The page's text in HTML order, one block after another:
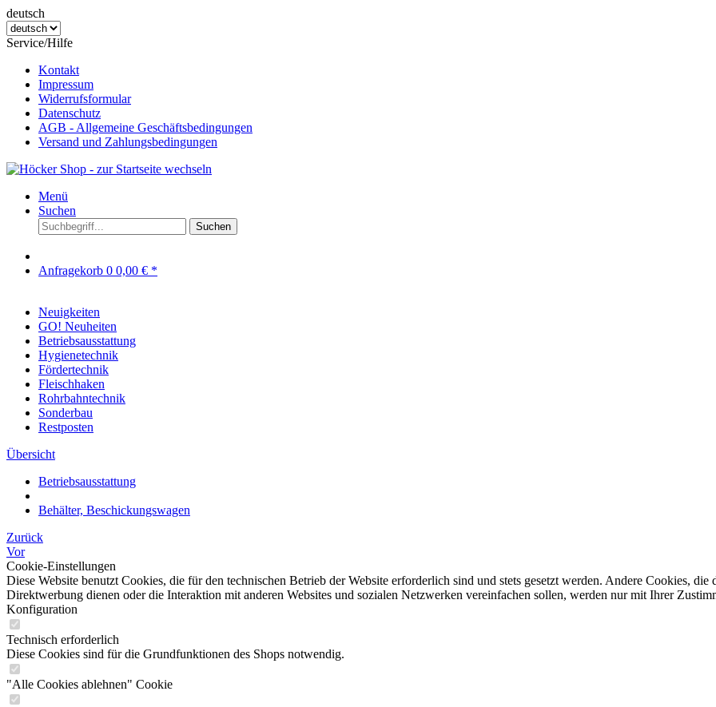
deutsch
Service/Hilfe
Kontakt
Impressum
Widerrufsformular
Datenschutz
AGB - Allgemeine Geschäftsbedingungen
Versand und Zahlungsbedingungen
Menü
Suchen
Suchen
Anfragekorb 0 0,00 € *
Neuigkeiten
GO! Neuheiten
Betriebsausstattung
Hygienetechnik
Fördertechnik
Fleischhaken
Rohrbahntechnik
Sonderbau
Restposten
Übersicht
Betriebsausstattung
Behälter, Beschickungswagen
Zurück
Vor
Cookie-Einstellungen
Diese Website benutzt Cookies, die für den technischen Betrieb der Website erforderlich sind und stets gesetzt werden. Andere Cookies,
Direktwerbung dienen oder die Interaktion mit anderen Websites und sozialen Netzwerken vereinfachen sollen, werden nur mit Ihrer
Konfiguration
Technisch erforderlich
Diese Cookies sind für die Grundfunktionen des Shops notwendig.
"Alle Cookies ablehnen" Cookie